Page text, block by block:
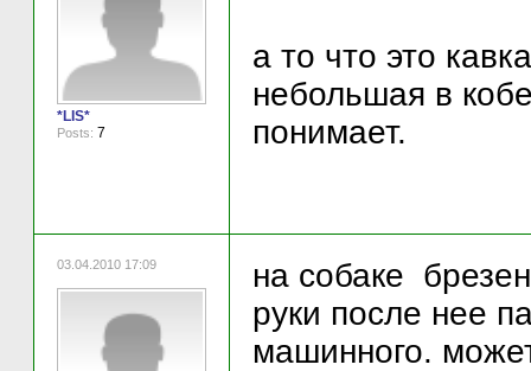
*LIS*
Posts: 7
а то что это
небольшая в
понимает.
03.04.2010 17:09
на собаке
руки после нее
машинного.